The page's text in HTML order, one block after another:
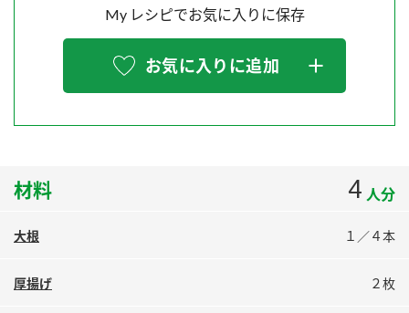
Fibee
スペシャルサイト
お酢を知ろう！
すしラボ
納豆の豆知識
ロングセラー商品 ＋ おすすめレシピ
販売終了製品のご案内
よくあるご質問
My レシピでお気に入りに保存
お気に入りに追加
材料 4 人分
大根 １／４本
厚揚げ ２枚